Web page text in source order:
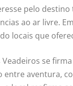
pelo
ao ar livre.
locais que
Veadeiros se
aventura,